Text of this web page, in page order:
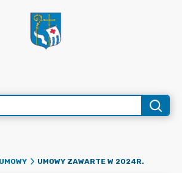
UMOWY UMOWY ZAWARTE W 2024R.